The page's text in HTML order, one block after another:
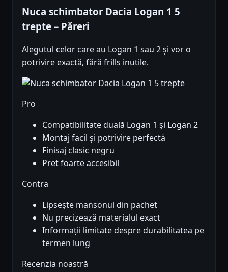
Nuca schimbator Dacia Logan 1 5
trepte – Păreri
Alegutul celor care au Logan 1 sau 2 și vor o
potrivire exactă, fără frills inutile.
Pro
Compatibilitate duală Logan 1 și Logan 2
Montaj facil și potrivire perfectă
Finisaj clasic negru
Pret foarte accesibil
Contra
Lipsește mansonul din pachet
Nu precizează materialul exact
Informații limitate despre durabilitatea pe
termen lung
Recenzia noastră